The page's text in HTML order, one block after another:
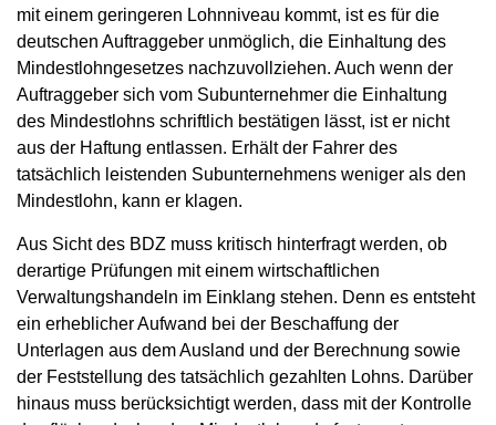
mit einem geringeren Lohnniveau kommt, ist es für die
deutschen Auftraggeber unmöglich, die Einhaltung des
Mindestlohngesetzes nachzuvollziehen. Auch wenn der
Auftraggeber sich vom Subunternehmer die Einhaltung
des Mindestlohns schriftlich bestätigen lässt, ist er nicht
aus der Haftung entlassen. Erhält der Fahrer des
tatsächlich leistenden Subunternehmens weniger als den
Mindestlohn, kann er klagen.
Aus Sicht des BDZ muss kritisch hinterfragt werden, ob
derartige Prüfungen mit einem wirtschaftlichen
Verwaltungshandeln im Einklang stehen. Denn es entsteht
ein erheblicher Aufwand bei der Beschaffung der
Unterlagen aus dem Ausland und der Berechnung sowie
der Feststellung des tatsächlich gezahlten Lohns. Darüber
hinaus muss berücksichtigt werden, dass mit der Kontrolle